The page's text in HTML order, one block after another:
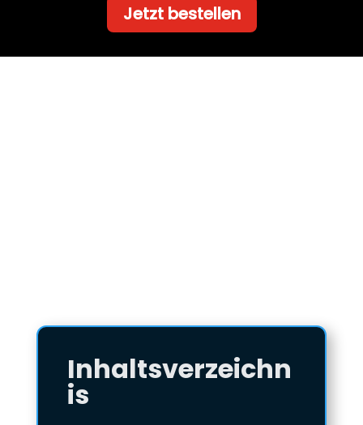
Jetzt bestellen
Inhaltsverzeichn
is